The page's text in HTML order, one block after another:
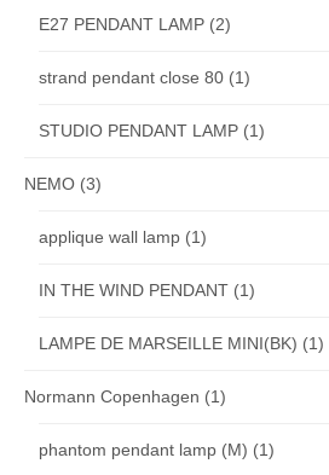
E27 PENDANT LAMP (2)
strand pendant close 80 (1)
STUDIO PENDANT LAMP (1)
NEMO (3)
applique wall lamp (1)
IN THE WIND PENDANT (1)
LAMPE DE MARSEILLE MINI(BK) (1)
Normann Copenhagen (1)
phantom pendant lamp (M) (1)